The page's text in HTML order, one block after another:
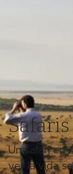
Safaris
Un safari en
ver la vida